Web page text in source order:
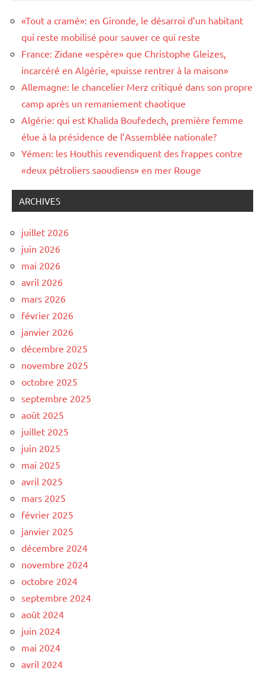
«Tout a cramé»: en Gironde, le désarroi d’un habitant
qui reste mobilisé pour sauver ce qui reste
France: Zidane «espère» que Christophe Gleizes,
incarcéré en Algérie, «puisse rentrer à la maison»
Allemagne: le chancelier Merz critiqué dans son propre
camp après un remaniement chaotique
Algérie: qui est Khalida Boufedech, première femme
élue à la présidence de l’Assemblée nationale?
Yémen: les Houthis revendiquent des frappes contre
«deux pétroliers saoudiens» en mer Rouge
ARCHIVES
juillet 2026
juin 2026
mai 2026
avril 2026
mars 2026
février 2026
janvier 2026
décembre 2025
novembre 2025
octobre 2025
septembre 2025
août 2025
juillet 2025
juin 2025
mai 2025
avril 2025
mars 2025
février 2025
janvier 2025
décembre 2024
novembre 2024
octobre 2024
septembre 2024
août 2024
juin 2024
mai 2024
avril 2024